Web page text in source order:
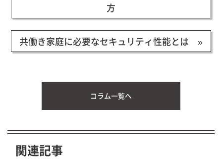
方
共働き家庭に必要なセキュリティ性能とは »
コラム一覧へ
関連記事